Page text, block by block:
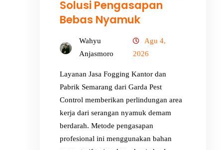
Solusi Pengasapan
Bebas Nyamuk
Wahyu
Anjasmoro
Agu 4,
2026
Layanan Jasa Fogging Kantor dan
Pabrik Semarang dari Garda Pest
Control memberikan perlindungan area
kerja dari serangan nyamuk demam
berdarah. Metode pengasapan
profesional ini menggunakan bahan